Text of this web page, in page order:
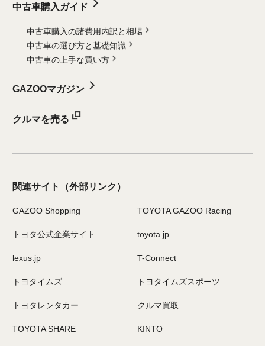
中古車購入ガイド
中古車購入の諸費用内訳と相場
中古車の選び方と基礎知識
中古車の上手な買い方
GAZOOマガジン
クルマを売る
関連サイト （外部リンク）
GAZOO Shopping TOYOTA GAZOO Racing
トヨタ公式企業サイト toyota.jp
lexus.jp T-Connect
トヨタイムズ トヨタイムズスポーツ
トヨタレンタカー クルマ買取
TOYOTA SHARE KINTO